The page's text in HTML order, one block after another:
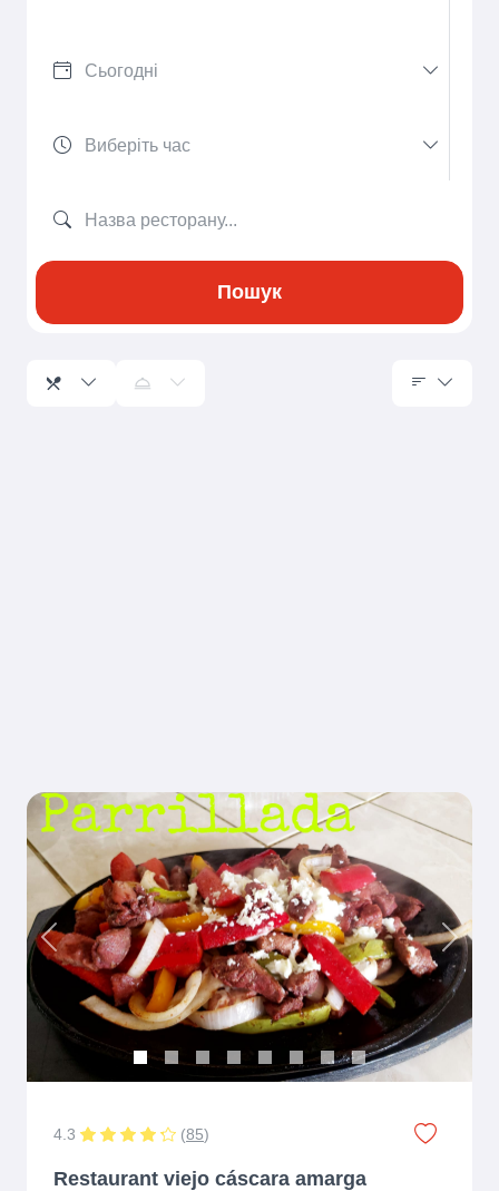
Пошук
Previous Next
4.3 (85)
Restaurant viejo cáscara amarga